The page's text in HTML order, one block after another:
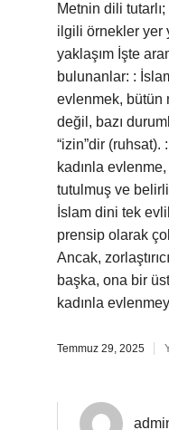
Metnin dili
ilgili örnekler yer
yaklaşım İşte
bulunanlar: :
evlenmek, bütün
değil, bazı
“izin”dir (ruhsat).
kadınla
tutulmuş ve
İslam dini tek
prensip olarak
Ancak,
başka, ona bir
kadınla
Temmuz 29, 2025